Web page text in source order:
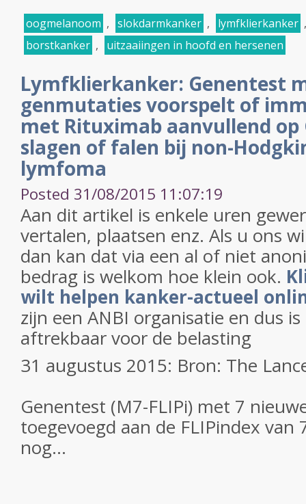
oogmelanoom , slokdarmkanker , lymfklierkanker
borstkanker , uitzaaiingen in hoofd en hersenen
Lymfklierkanker: Genentest
genmutaties voorspelt of
met Rituximab aanvullend op
slagen of falen bij non-
lymfoma
Posted 31/08/2015 11:07:19
Aan dit artikel is enkele uren
vertalen, plaatsen enz. Als u ons
dan kan dat via een al of niet
bedrag is welkom hoe klein ook.
wilt helpen kanker-actueel
zijn een ANBI organisatie en dus
aftrekbaar voor de belasting
31 augustus 2015: Bron: The
Genentest (M7-FLIPi) met 7
toegevoegd aan de FLIPindex van
nog...